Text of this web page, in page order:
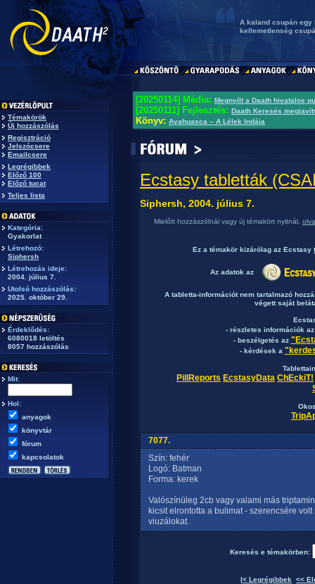
A kaland csupán egy
kellemetlenség
Témakörök
Új hozzászólás
Regisztráció
Jelszócsere
Emailcsere
Legrégibbek
Előző 100
Előző tucat
Teljes lista
Kategória:
Gyakorlat
Létrehozó:
Siphersh
Létrehozás ideje:
2004. július 7.
Utolsó hozzászólás:
2025. október 29.
Érdeklődés:
6080018 letöltés
8057 hozzászólás
Mit:
Hol:
anyagok
könyvtár
fórum
kapcsolatok
[20250114] Média: Megnyílt a Daath hivatalos
[20250111] Fejlesztés: Daath Keresés
Könyv: Ayahuasca – A Lélek Indája
Ecstasy tabletták
Siphersh, 2004. július 7.
Mielőtt hozzászólnál vagy új témakört nyitnál,
Ez a témakör kizárólag az Ecstasy
Az adatok az
A tabletta-információt nem tartalmazó
végett saját
- részletes információk
- beszélgetés az
- kérdések a
PillReports EcstasyData ChEckiT!
7077.
Szín: fehér
Logó: Batman
Forma: kerek
Valószínüleg 2cb vagy valami más
kicsit elrontotta a bulimat - szerencsére
viuzálokat.
Keresés e témakörben:
|< Legrégibbek <<